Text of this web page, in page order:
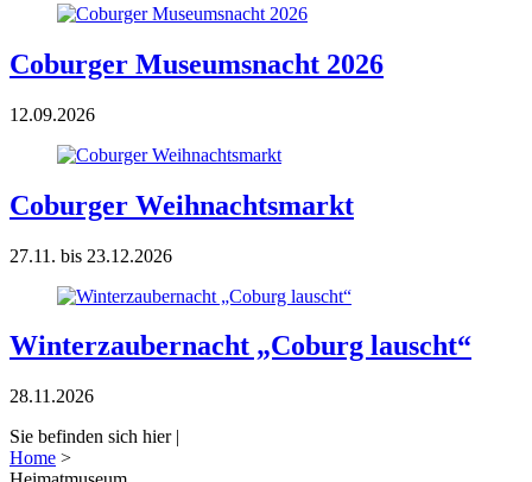
Coburger Museumsnacht 2026
12.09.2026
Coburger Weihnachtsmarkt
27.11. bis 23.12.2026
Winterzaubernacht „Coburg lauscht“
28.11.2026
Sie befinden sich hier |
Home >